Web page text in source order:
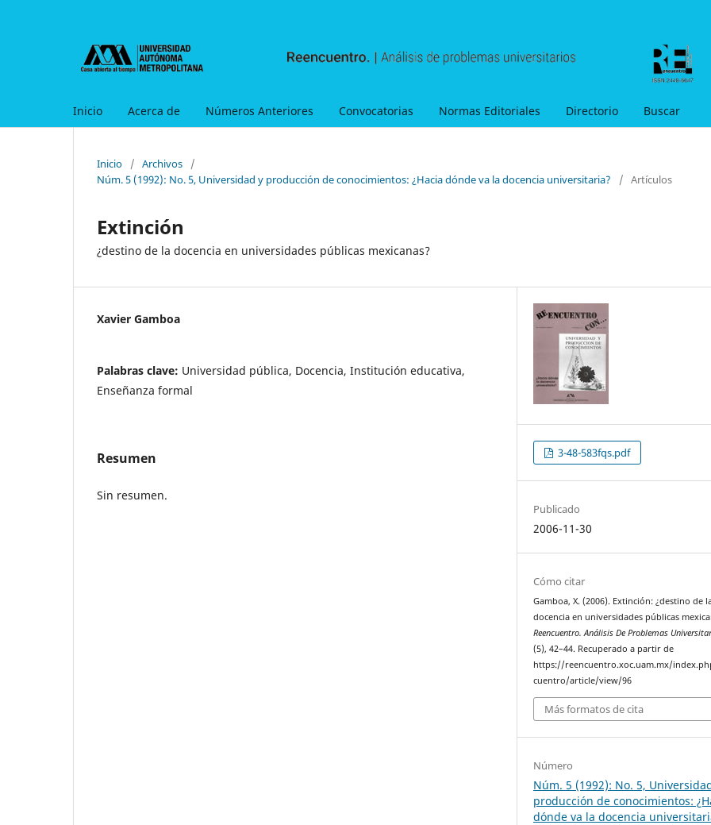
Inicio Acerca de Números Anteriores Convocatorias Normas Editoriales Directorio Buscar
Inicio / Archivos
/
Núm. 5 (1992): No. 5, Universidad y producción de conocimientos: ¿Hacia dónde va la docencia universitaria?
/ Artículos
Extinción
¿destino de la docencia en universidades públicas mexicanas?
Xavier Gamboa
Palabras clave: Universidad pública, Docencia, Institución educativa,
Enseñanza formal
Resumen
Sin resumen.
3-48-583fqs.pdf
Publicado
2006-11-30
Cómo citar
Gamboa, X. (2006). Extinción: ¿destino de
docencia en universidades públicas
Reencuentro. Análisis De Problemas
(5), 42–44. Recuperado a partir de
https://reencuentro.xoc.uam.mx/
cuentro/article/view/96
Más formatos de cita
Número
Núm. 5 (1992): No. 5,
producción de conocimientos:
dónde va la docencia